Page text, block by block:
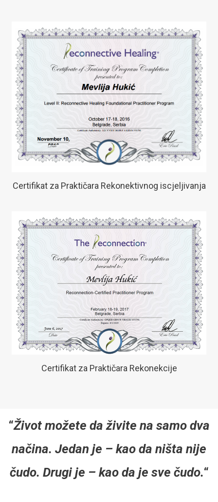
Certifikat za Praktičara Rekonektivnog iscjeljivanja
Certifikat za Praktičara Rekonekcije
“Život možete da živite na samo dva
načina. Jedan je – kao da ništa nije
čudo. Drugi je – kao da je sve čudo.“